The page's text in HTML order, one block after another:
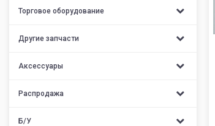
Торговое оборудование
Другие запчасти
Аксессуары
Распродажа
Б/У